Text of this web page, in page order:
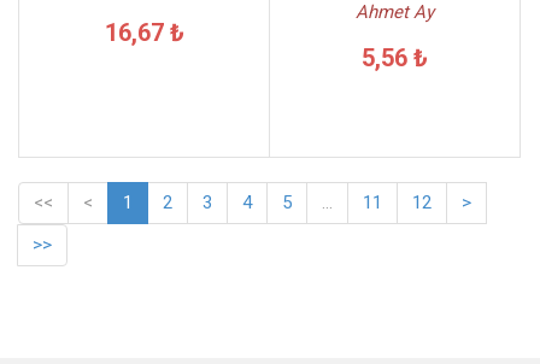
16,67 ₺
Ahmet Ay
5,56 ₺
<< < 1 2 3 4 5 ... 11 12
>
>>